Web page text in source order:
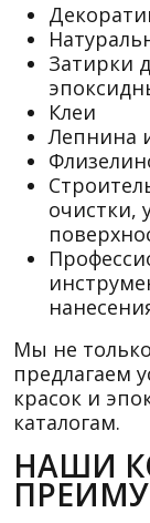
Затирки
Клеи
Лепнина
очистки,
Мы не
предлагаем
красок и
каталогам.
НАШИ